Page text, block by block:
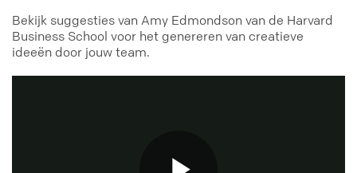
Bekijk suggesties van Amy Edmondson van de Harvard
Business School voor het genereren van creatieve
ideeën door jouw team.